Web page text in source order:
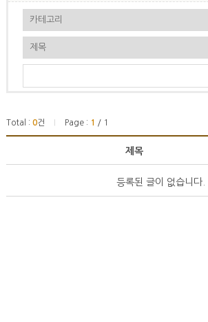
Total : 0건 Page : 1 / 1
제목
등록된 글이 없습니다.